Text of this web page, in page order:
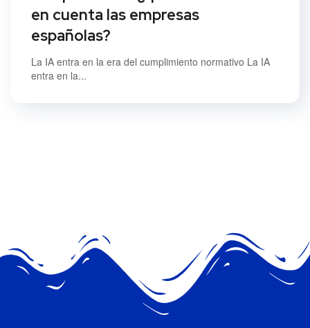
en cuenta las empresas
españolas?
La IA entra en la era del cumplimiento normativo La IA
entra en la...